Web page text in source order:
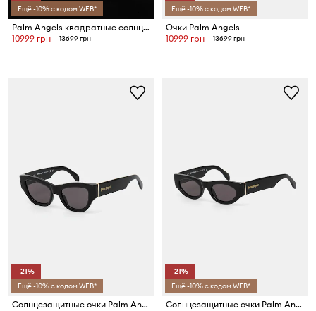
Ещё -10% с кодом WEB*
Palm Angels квадратные солнцезащитные очки
10999 грн
13699 грн
Ещё -10% с кодом WEB*
Очки Palm Angels
10999 грн
13699 грн
-21%
Ещё -10% с кодом WEB*
Солнцезащитные очки Palm Angels
-21%
Ещё -10% с кодом WEB*
Солнцезащитные очки Palm Angels